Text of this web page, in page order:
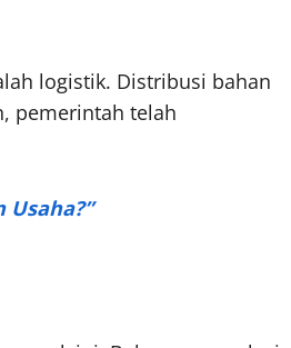
logistik. Distribusi bahan
pemerintah telah
Usaha?”